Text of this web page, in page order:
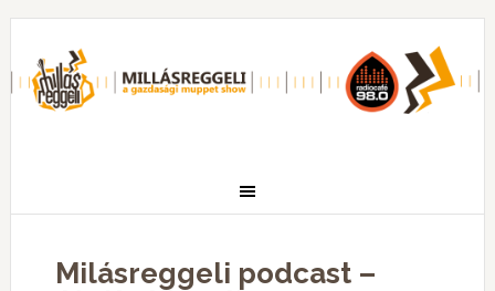
Milásreggeli podcast –